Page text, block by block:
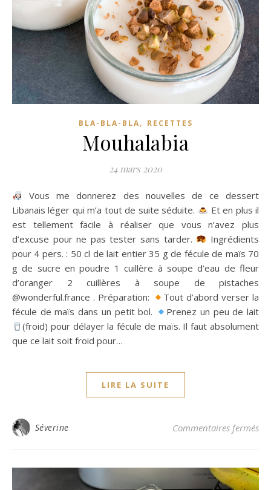
BLA-BLA-BLA, RECETTES
Mouhalabia
24 mars 2020
Vous me donnerez des nouvelles de ce dessert
Libanais léger qui m’a tout de suite séduite.
Et en plus il
est tellement facile à réaliser que vous n’avez plus
d’excuse pour ne pas tester sans tarder.
Ingrédients
pour 4 pers. : 50 cl de lait entier 35 g de fécule de maïs 70
g de sucre en poudre 1 cuillère à soupe d’eau de fleur
d’oranger 2 cuillères à soupe de pistaches
@wonderful.france . Préparation:
Tout d’abord verser la
fécule de maïs dans un petit bol.
Prenez un peu de lait
(froid) pour délayer la fécule de maïs. Il faut absolument
que ce lait soit froid pour…
LIRE LA SUITE
Séverine Commentaires fermés